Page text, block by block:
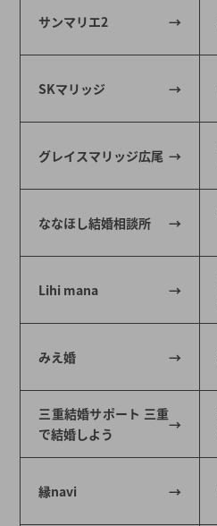
サンマリエ2
SKマリッジ
グレイスマリッジ広尾
ななほし結婚相談所
Lihi mana
みえ婚
三重結婚サポート 三重
で結婚しよう
縁navi